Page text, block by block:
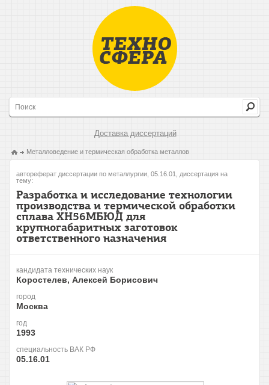
Доставка диссертаций
Металловедение и термическая обработка металлов
автореферат диссертации по металлургии, 05.16.01, диссертация на
тему:
Разработка и исследование технологии
производства и термической обработки
сплава ХН56МБЮД для
крупногабаритных заготовок
ответственного назначения
кандидата технических наук
Коростелев, Алексей Борисович
город
Москва
год
1993
специальность ВАК РФ
05.16.01